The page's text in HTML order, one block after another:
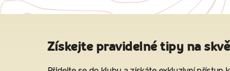
Získejte pravidelné tipy na